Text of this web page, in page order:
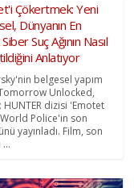
Çökertmek: Yeni
Dünyanın En
Suç Ağının Nasıl
Anlatıyor
belgesel yapım
Unlocked,
HUNTER dizisi 'Emotet
Police'in son
yayınladı. Film, son
...